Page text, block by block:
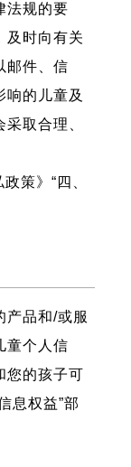
法规的要
及时向有关
邮件、信
响的儿童及
取合理、
策》“四、
产品和/或服
童个人信
的孩子可
息权益”部